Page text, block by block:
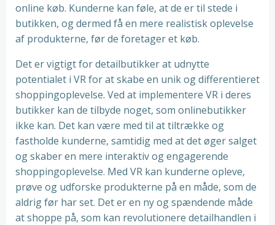
online køb. Kunderne kan føle, at de er til stede i
butikken, og dermed få en mere realistisk oplevelse
af produkterne, før de foretager et køb.
Det er vigtigt for detailbutikker at udnytte
potentialet i VR for at skabe en unik og differentieret
shoppingoplevelse. Ved at implementere VR i deres
butikker kan de tilbyde noget, som onlinebutikker
ikke kan. Det kan være med til at tiltrække og
fastholde kunderne, samtidig med at det øger salget
og skaber en mere interaktiv og engagerende
shoppingoplevelse. Med VR kan kunderne opleve,
prøve og udforske produkterne på en måde, som de
aldrig før har set. Det er en ny og spændende måde
at shoppe på, som kan revolutionere detailhandlen i